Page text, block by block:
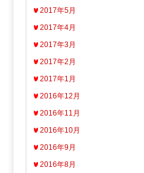
2017年5月
2017年4月
2017年3月
2017年2月
2017年1月
2016年12月
2016年11月
2016年10月
2016年9月
2016年8月